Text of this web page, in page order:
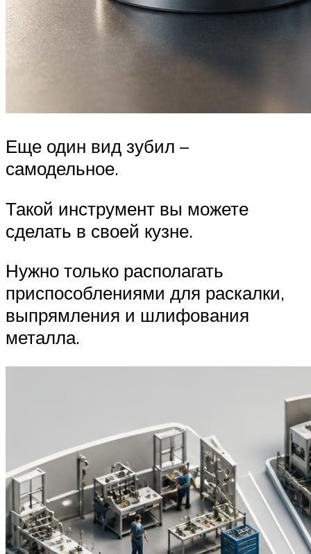
Еще один вид зубил –
самодельное.
Такой инструмент вы можете
сделать в своей кузне.
Нужно только располагать
приспособлениями для раскалки,
выпрямления и шлифования
металла.